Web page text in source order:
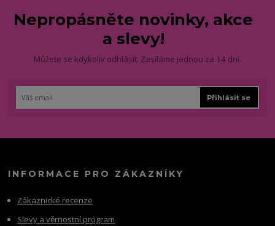
Nepropásněte novinky, akce
a slevy!
Můžete se kdykoliv odhlásit. Zasíláme jednou za 14 dní.
Přihlásit se
INFORMACE PRO ZÁKAZNÍKY
Zákaznické recenze
Slevy a věrnostní program